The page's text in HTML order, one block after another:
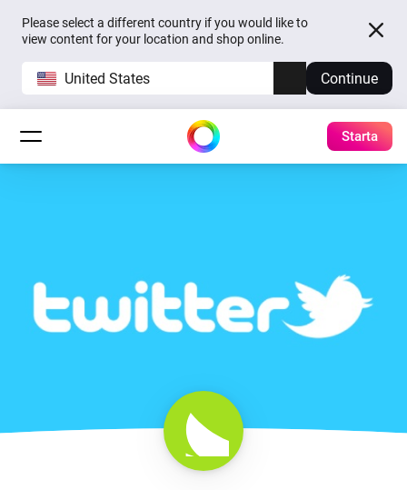
Please select a different country if you would like to
view content for your location and shop online.
United States Continue
Starta